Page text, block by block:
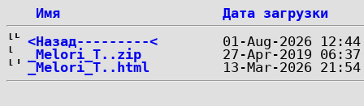
Имя
Дата загрузки
<Назад---------<
_Melori_T..zip
_Melori_T..html